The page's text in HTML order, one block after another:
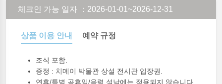
체크인 가능 일자 ：2026-01-01~2026-12-31
상품 이용 안내 예약 규정
조식 포함.
증정 : 치메이 박물관 상설 전시관 입장권.
연휴/특별 공휴일/음력 설날에는 적용되지 않습니다.